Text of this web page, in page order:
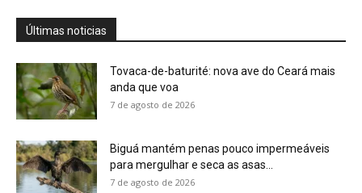
Papagaio come argila em barreiro coletivo
7 de agosto de 2026
7 de agosto de 2026